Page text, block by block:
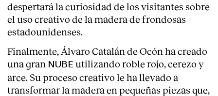
despertará la curiosidad de los visitantes sobre
el uso creativo de la madera de frondosas
estadounidenses.
Finalmente, Álvaro Catalán de Ocón ha creado
una gran NUBE utilizando roble rojo, cerezo y
arce. Su proceso creativo le ha llevado a
transformar la madera en pequeñas piezas que,